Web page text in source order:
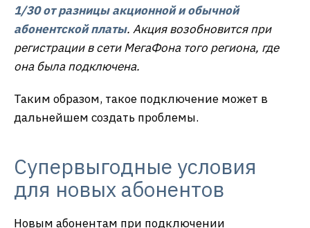
1/30 от разницы акционной и обычной
абонентской платы. Акция возобновится при
регистрации в сети МегаФона того региона, где
она была подключена.
Таким образом, такое подключение может в
дальнейшем создать проблемы.
Супервыгодные условия
для новых абонентов
Новым абонентам при подключении